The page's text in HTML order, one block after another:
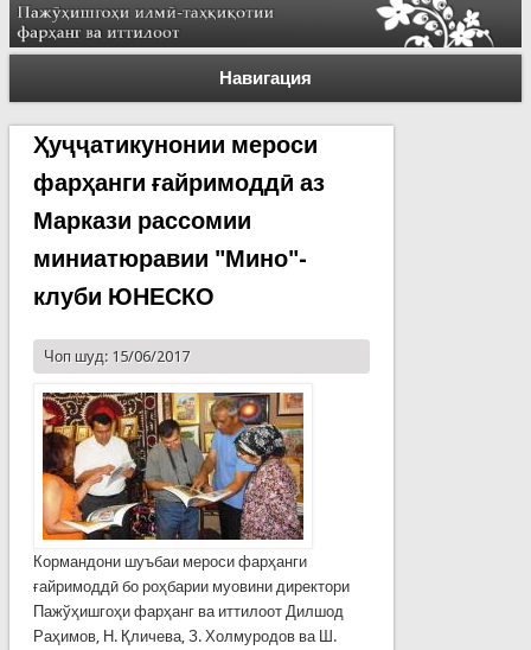
Навигация
Ҳуҷҷатикунонии мероси
фарҳанги ғайримоддӣ аз
Маркази рассомии
миниатюравии "Мино"-
клуби ЮНЕСКО
Чоп шуд: 15/06/2017
Кормандони шуъбаи мероси фарҳанги
ғайримоддӣ бо роҳбарии муовини директори
Пажўҳишгоҳи фарҳанг ва иттилоот Дилшод
Раҳимов, Н. Қличева, З. Холмуродов ва Ш.